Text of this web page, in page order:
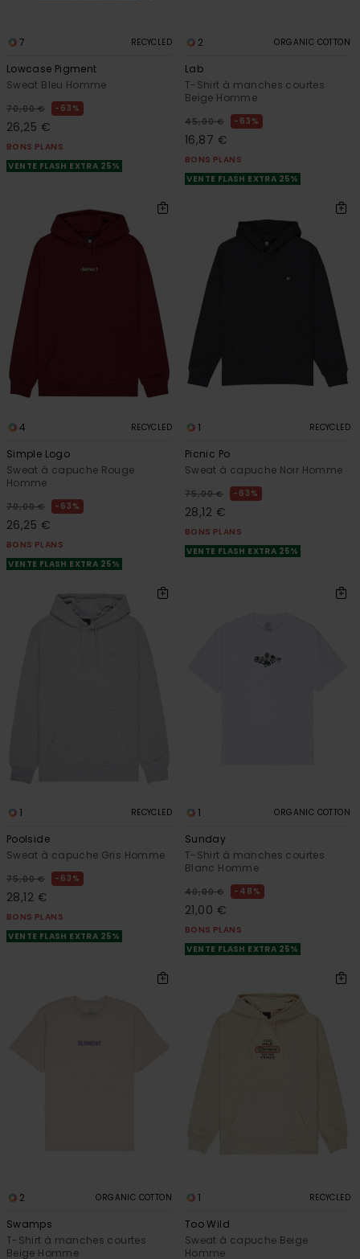
7 RECYCLED
Lowcase Pigment
Sweat Bleu Homme
70,00 € 63%
26,25 €
BONS PLANS
VENTE FLASH EXTRA 25%
2 ORGANIC COTTON
Lab
T-Shirt à manches courtes
Beige Homme
45,00 € 63%
16,87 €
BONS PLANS
VENTE FLASH EXTRA 25%
4 RECYCLED
Simple Logo
Sweat à capuche Rouge
Homme
70,00 € 63%
26,25 €
BONS PLANS
VENTE FLASH EXTRA 25%
1 RECYCLED
Picnic Po
Sweat à capuche Noir Homme
75,00 € 63%
28,12 €
BONS PLANS
VENTE FLASH EXTRA 25%
1 RECYCLED
Poolside
Sweat à capuche Gris Homme
75,00 € 63%
28,12 €
BONS PLANS
VENTE FLASH EXTRA 25%
1 ORGANIC COTTON
Sunday
T-Shirt à manches courtes
Blanc Homme
40,00 € 48%
21,00 €
BONS PLANS
VENTE FLASH EXTRA 25%
2 ORGANIC COTTON
Swamps
T-Shirt à manches courtes
Beige Homme
1 RECYCLED
Too Wild
Sweat à capuche Beige
Homme